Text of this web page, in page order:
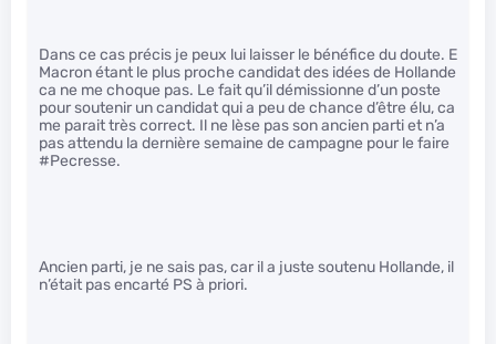
Dans ce cas précis je peux lui laisser le bénéfice du doute. E
Macron étant le plus proche candidat des idées de Hollande
ca ne me choque pas. Le fait qu’il démissionne d’un poste
pour soutenir un candidat qui a peu de chance d’être élu, ca
me parait très correct. Il ne lèse pas son ancien parti et n’a
pas attendu la dernière semaine de campagne pour le faire
#Pecresse.
Ancien parti, je ne sais pas, car il a juste soutenu Hollande, il
n’était pas encarté PS à priori.